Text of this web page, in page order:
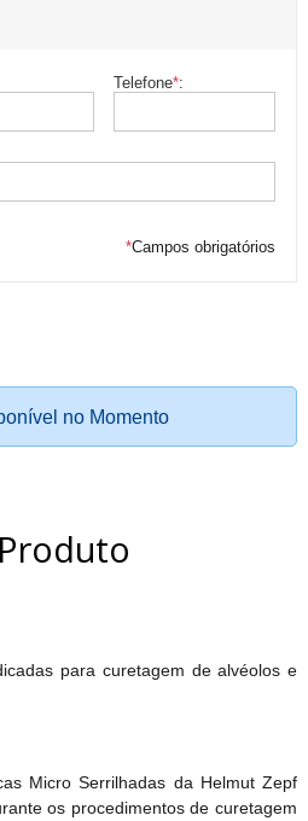
Telefone*:
*Campos obrigatórios
no Momento
para curetagem de alvéolos e
Micro Serrilhadas da Helmut Zepf
os procedimentos de curetagem